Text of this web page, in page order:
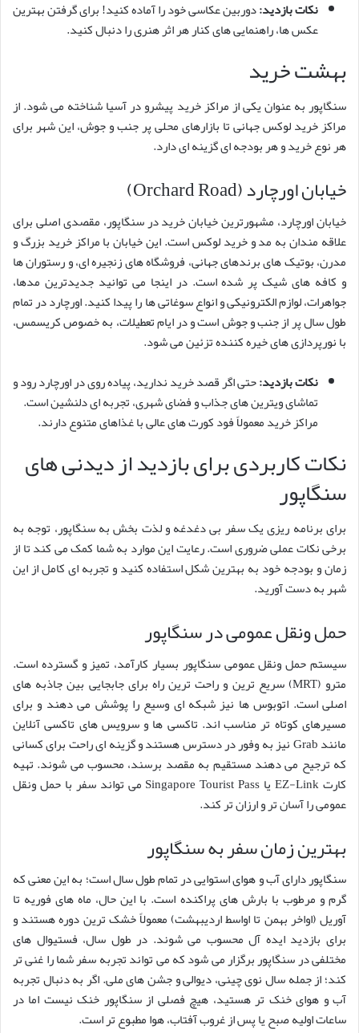
نکات بازدید:دوربین عکاسی خود را آماده کنید! برای گرفتن بهترین
عکس ها، راهنمایی های کنار هر اثر هنری را دنبال کنید.
بهشت خرید
سنگاپور به عنوان یکی از مراکز خرید پیشرو در آسیا شناخته می شود. از
مراکز خرید لوکس جهانی تا بازارهای محلی پر جنب و جوش، این شهر برای
هر نوع خرید و هر بودجه ای گزینه ای دارد.
خیابان اورچارد (Orchard Road)
خیابان اورچارد، مشهورترین خیابان خرید در سنگاپور، مقصدی اصلی برای
علاقه مندان به مد و خرید لوکس است. این خیابان با مراکز خرید بزرگ و
مدرن، بوتیک های برندهای جهانی، فروشگاه های زنجیره ای، و رستوران ها
و کافه های شیک پر شده است. در اینجا می توانید جدیدترین مدها،
جواهرات، لوازم الکترونیکی و انواع سوغاتی ها را پیدا کنید. اورچارد در تمام
طول سال پر از جنب و جوش است و در ایام تعطیلات، به خصوص کریسمس،
با نورپردازی های خیره کننده تزئین می شود.
نکات بازدید:حتی اگر قصد خرید ندارید، پیاده روی در اورچارد رود و
تماشای ویترین های جذاب و فضای شهری، تجربه ای دلنشین است.
مراکز خرید معمولاً فود کورت های عالی با غذاهای متنوع دارند.
نکات کاربردی برای بازدید از دیدنی های
سنگاپور
برای برنامه ریزی یک سفر بی دغدغه و لذت بخش به سنگاپور، توجه به
برخی نکات عملی ضروری است. رعایت این موارد به شما کمک می کند تا از
زمان و بودجه خود به بهترین شکل استفاده کنید و تجربه ای کامل از این
شهر به دست آورید.
حمل ونقل عمومی در سنگاپور
سیستم حمل ونقل عمومی سنگاپور بسیار کارآمد، تمیز و گسترده است.
مترو (MRT) سریع ترین و راحت ترین راه برای جابجایی بین جاذبه های
اصلی است. اتوبوس ها نیز شبکه ای وسیع را پوشش می دهند و برای
مسیرهای کوتاه تر مناسب اند. تاکسی ها و سرویس های تاکسی آنلاین
مانند Grab نیز به وفور در دسترس هستند و گزینه ای راحت برای کسانی
که ترجیح می دهند مستقیم به مقصد برسند، محسوب می شوند. تهیه
کارت EZ-Link یا Singapore Tourist Pass می تواند سفر با حمل ونقل
عمومی را آسان تر و ارزان تر کند.
بهترین زمان سفر به سنگاپور
سنگاپور دارای آب و هوای استوایی در تمام طول سال است؛ به این معنی که
گرم و مرطوب با بارش های پراکنده است. با این حال، ماه های فوریه تا
آوریل (اواخر بهمن تا اواسط اردیبهشت) معمولاً خشک ترین دوره هستند و
برای بازدید ایده آل محسوب می شوند. در طول سال، فستیوال های
مختلفی در سنگاپور برگزار می شود که می تواند تجربه سفر شما را غنی تر
کند؛ از جمله سال نوی چینی، دیوالی و جشن های ملی. اگر به دنبال تجربه
آب و هوای خنک تر هستید، هیچ فصلی از سنگاپور خنک نیست اما در
ساعات اولیه صبح یا پس از غروب آفتاب، هوا مطبوع تر است.